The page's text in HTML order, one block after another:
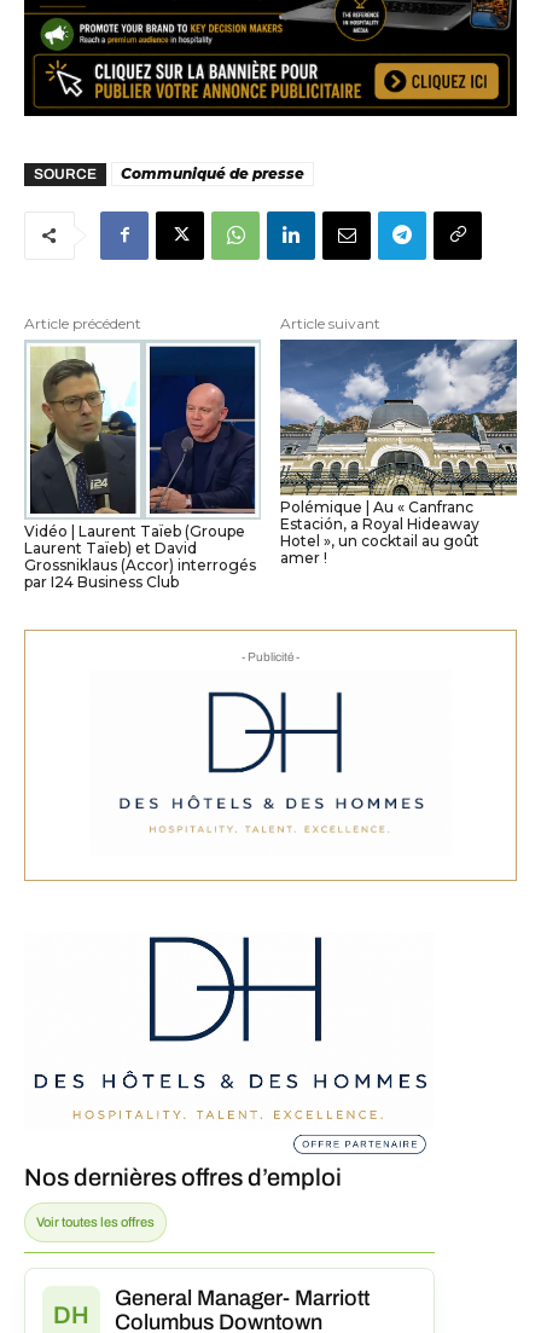
SOURCE Communiqué de presse
Article précédent
Vidéo | Laurent Taïeb (Groupe
Laurent Taïeb) et David
Grossniklaus (Accor) interrogés
par I24 Business Club
Article suivant
Polémique | Au « Canfranc
Estación, a Royal Hideaway
Hotel », un cocktail au goût
amer !
- Publicité -
Nos dernières offres d’emploi
Voir toutes les offres
DH
General Manager- Marriott
Columbus Downtown